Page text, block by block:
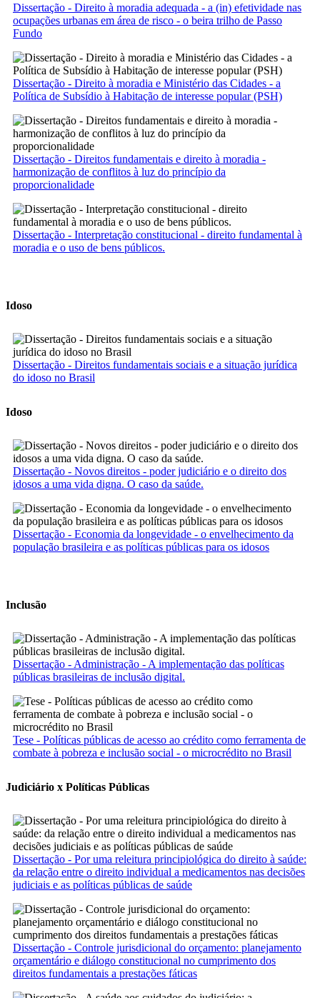
Dissertação - Direito à moradia adequada - a (in) efetividade nas
ocupações urbanas em área de risco - o beira trilho de Passo
Fundo
Dissertação - Direito à moradia e Ministério das Cidades - a
Política de Subsídio à Habitação de interesse popular (PSH)
Dissertação - Direitos fundamentais e direito à moradia -
harmonização de conflitos à luz do princípio da
proporcionalidade
Dissertação - Interpretação constitucional - direito fundamental à
moradia e o uso de bens públicos.
Idoso
Dissertação - Direitos fundamentais sociais e a situação jurídica
do idoso no Brasil
Idoso
Dissertação - Novos direitos - poder judiciário e o direito dos
idosos a uma vida digna. O caso da saúde.
Dissertação - Economia da longevidade - o envelhecimento da
população brasileira e as políticas públicas para os idosos
Inclusão
Dissertação - Administração - A implementação das políticas
públicas brasileiras de inclusão digital.
Tese - Políticas públicas de acesso ao crédito como ferramenta de
combate à pobreza e inclusão social - o microcrédito no Brasil
Judiciário x Políticas Públicas
Dissertação - Por uma releitura principiológica do direito à saúde:
da relação entre o direito individual a medicamentos nas decisões
judiciais e as políticas públicas de saúde
Dissertação - Controle jurisdicional do orçamento: planejamento
orçamentário e diálogo constitucional no cumprimento dos
direitos fundamentais a prestações fáticas